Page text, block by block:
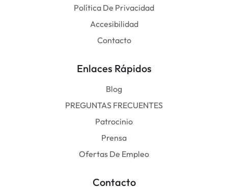
Política De Privacidad
Accesibilidad
Contacto
Enlaces Rápidos
Blog
PREGUNTAS FRECUENTES
Patrocinio
Prensa
Ofertas De Empleo
Contacto